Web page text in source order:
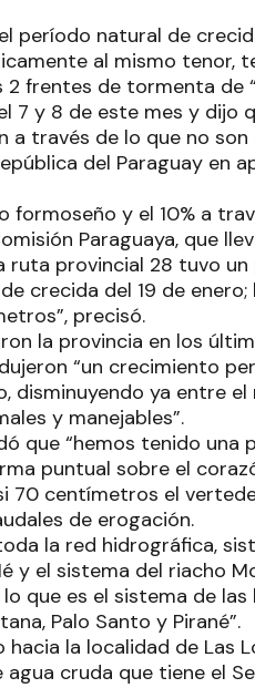
período natural de
al mismo tenor,
frentes de tormenta de
7 y 8 de este mes y dijo
a través de lo que no
del Paraguay en
y el 10% a
Paraguaya, que
provincial 28 tuvo
crecida del 19 de
precisó.
la provincia en los
“un crecimiento
ya entre
y manejables”.
que “hemos tenido una
puntual sobre el
70 centímetros el
de erogación.
la red hidrográfica,
y el sistema del riacho
que es el sistema de las
Palo Santo y Pirané”.
la localidad de Las
cruda que tiene el